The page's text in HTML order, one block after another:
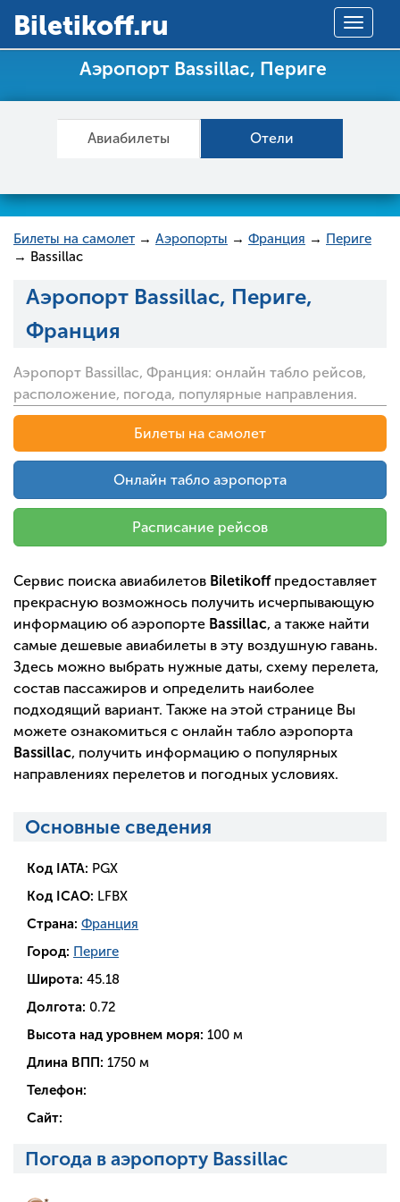
Toggle
Вiletikoff.ru
Аэропорт Bassillac, Периге
Авиабилеты Отели
Билеты на самолет → Аэропорты → Франция → Периге
→ Bassillac
Аэропорт Bassillac, Периге,
Франция
Аэропорт Bassillac, Франция: онлайн табло рейсов,
расположение, погода, популярные направления.
Билеты на самолет
Онлайн табло аэропорта
Расписание рейсов
Сервис поиска авиабилетов Biletikoffпредоставляет
прекрасную возможнось получить исчерпывающую
информацию об аэропорте Bassillac, а также найти
самые дешевые авиабилеты в эту воздушную гавань.
Здесь можно выбрать нужные даты, схему перелета,
состав пассажиров и определить наиболее
подходящий вариант. Также на этой странице Вы
можете ознакомиться с онлайн табло аэропорта
Bassillac, получить информацию о популярных
направлениях перелетов и погодных условиях.
Основные сведения
Код IATA: PGX
Код ICAO: LFBX
Страна: Франция
Город: Периге
Широта: 45.18
Долгота: 0.72
Высота над уровнем моря: 100 м
Длина ВПП: 1750 м
Телефон:
Сайт:
Погода в аэропорту Bassillac